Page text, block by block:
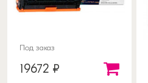
Под заказ
19672 ₽